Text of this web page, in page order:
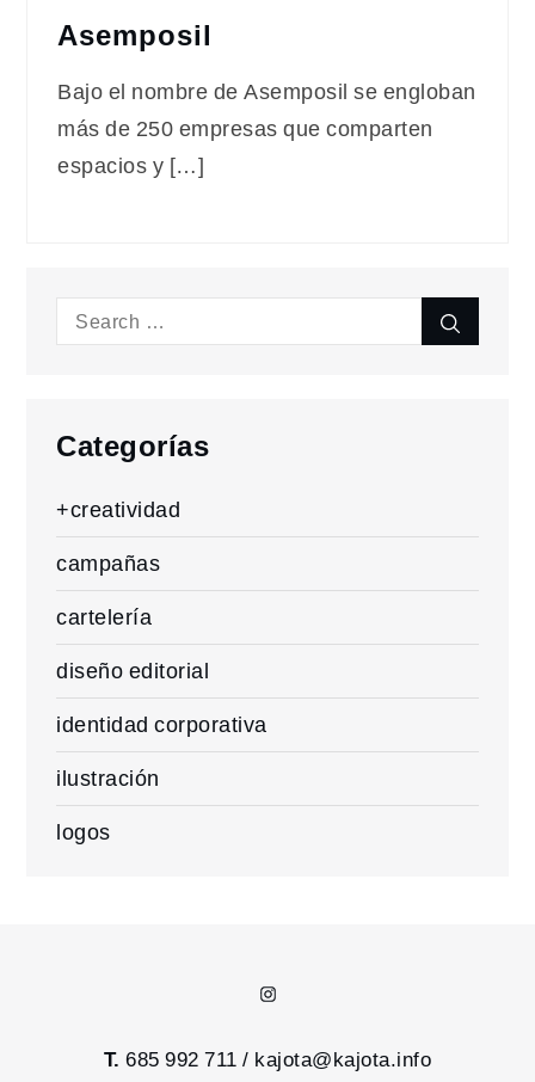
Asemposil
Bajo el nombre de Asemposil se engloban
más de 250 empresas que comparten
espacios y […]
Search
Categorías
+creatividad
campañas
cartelería
diseño editorial
identidad corporativa
ilustración
logos
Instagram
T. 685 992 711 / kajota@kajota.info